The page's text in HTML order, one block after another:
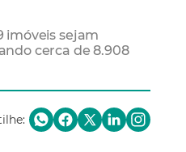
imóveis sejam
cerca de 8.908